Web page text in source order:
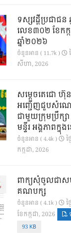
ទស្សវដ្តីប្រជាជន
លេខ៣០២ ខែកក្
ឆ្នាំ២០២៦
ចំនួនអាន ( 11.7k )
សីហា, 2026
សម្តេចតេជោ ហ៊ុ
អញ្ជើញជួបសំ
ជាមួយក្រុមប្រឹក្សា
មន្ទីរ អង្គភាពក្នុង
ចំនួនអាន ( 4.4k )
កក្កដា, 2026
ពាក្យសុំចូលជាស
គណបក្ស
ចំនួនអាន ( 4.1k )
ខែ​កក្កដា, 2026
93 KB